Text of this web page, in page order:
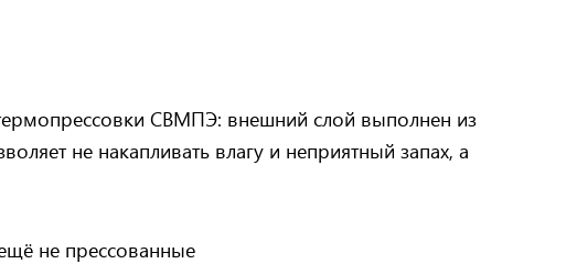
СВМПЭ: внешний слой выполнен из
не накапливать влагу и неприятный запах, а
не прессованные